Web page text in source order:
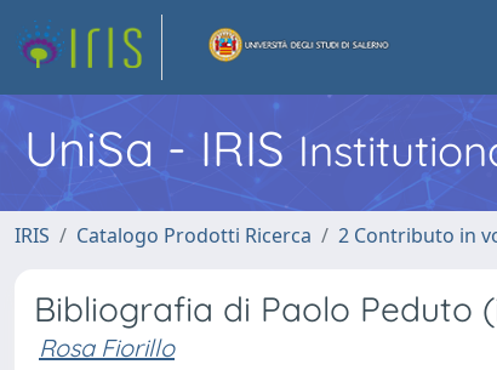
UniSa - IRIS
IRIS Catalogo Prodotti Ricerca 2 Contributo in
Bibliografia di Paolo Peduto
Rosa Fiorillo